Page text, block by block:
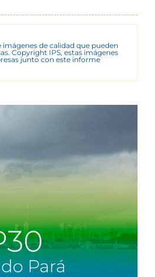
de calidad que pueden
Copyright IPS, estas imágenes
junto con este informe